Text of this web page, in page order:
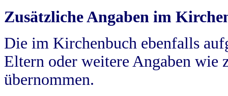
Zusätzliche Angaben im
Die im Kirchenbuch ebenfalls
Eltern oder weitere Angaben wie
übernommen.